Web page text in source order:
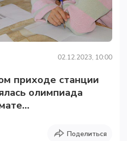
02.12.2023, 10:00
приходе станции
олимпиада
Поделиться